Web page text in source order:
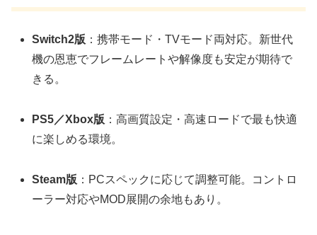
Switch2版 ：携帯モード・TVモード両対応。新世代
機の恩恵でフレームレートや解像度も安定が期待で
きる。
PS5／Xbox版 ：高画質設定・高速ロードで最も快適
に楽しめる環境。
Steam版 ：PCスペックに応じて調整可能。コントロ
ーラー対応やMOD展開の余地もあり。